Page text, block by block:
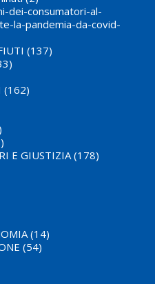
dei-consumatori-al-
la-pandemia-da-covid-
(137)
(162)
E GIUSTIZIA (178)
(14)
(54)